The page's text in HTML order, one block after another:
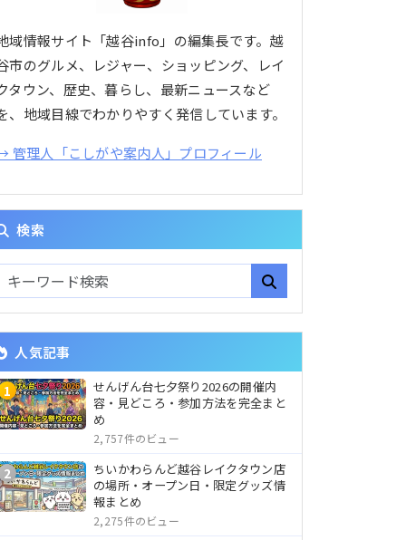
域情報サイト「越谷info」の編集長です。越
市のグルメ、レジャー、ショッピング、レイ
タウン、歴史、暮らし、最新ニュースなど
、地域目線でわかりやすく発信しています。
管理人「こしがや案内人」プロフィール
検索
人気記事
1
せんげん台七夕祭り2026の開催内
容・見どころ・参加方法を完全まと
め
2,757件のビュー
2
ちいかわらんど越谷レイクタウン店
の場所・オープン日・限定グッズ情
報まとめ
2,275件のビュー